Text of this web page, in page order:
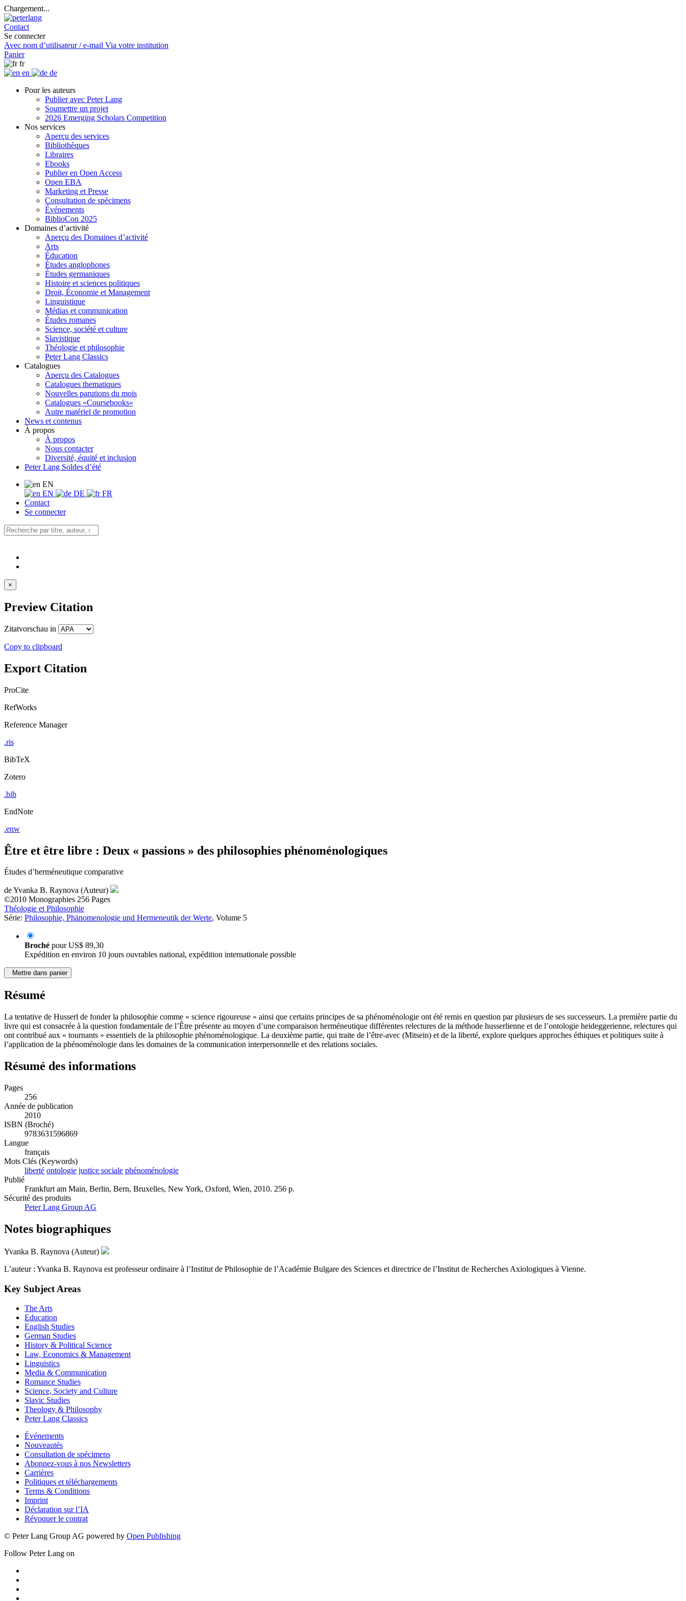
Chargement...
Contact
Se connecter
Avec nom d’utilisateur / e-mail Via votre institution
Panier
fr
en
de
Pour les auteurs
Publier avec Peter Lang
Soumettre un projet
2026 Emerging Scholars Competition
Nos services
Aperçu des services
Bibliothèques
Libraires
Ebooks
Publier en Open Access
Open EBA
Marketing et Presse
Consultation de spécimens
Événements
BiblioCon 2025
Domaines d’activité
Aperçu des Domaines d’activité
Arts
Éducation
Études anglophones
Études germaniques
Histoire et sciences politiques
Droit, Économie et Management
Linguistique
Médias et communication
Études romanes
Science, société et culture
Slavistique
Théologie et philosophie
Peter Lang Classics
Catalogues
Aperçu des Catalogues
Catalogues thematiques
Nouvelles parutions du mois
Catalogues «Coursebooks»
Autre matériel de promotion
News et contenus
À propos
À propos
Nous contacter
Diversité, équité et inclusion
Peter Lang Soldes d’été
EN
EN
DE
FR
Contact
Se connecter
×
Preview Citation
Zitatvorschau in
Copy to clipboard
Export Citation
ProCite
RefWorks
Reference Manager
.ris
BibTeX
Zotero
.bib
EndNote
.enw
Être et être libre : Deux « passions » des philosophies phénoménologiques
Études d’herméneutique comparative
deYvanka B. Raynova (Auteur)
©2010 Monographies 256 Pages
Théologie et Philosophie
Série: Philosophie, Phänomenologie und Hermeneutik der Werte, Volume 5
Broché pourUS$ 89,30
Expédition en environ 10 jours ouvrables national, expédition internationale possible
Mettre dans panier
Résumé
La tentative de Husserl de fonder la philosophie comme « science rigoureuse » ainsi que certains principes de sa phénoménologie ont été remis en question par plusieurs de ses successeurs. La première partie du
livre qui est consacrée à la question fondamentale de l’Être présente au moyen d’une comparaison herméneutique différentes relectures de la méthode husserlienne et de l’ontologie heideggerienne, relectures qui
ont contribué aux « tournants » essentiels de la philosophie phénoménologique. La deuxième partie, qui traite de l’être-avec (Mitsein) et de la liberté, explore quelques approches éthiques et politiques suite à
l’application de la phénoménologie dans les domaines de la communication interpersonnelle et des relations sociales.
Résumé des informations
Pages
256
Année de publication
2010
ISBN (Broché)
9783631596869
Langue
français
Mots Clés (Keywords)
liberté ontologie justice sociale phénoménologie
Publié
Frankfurt am Main, Berlin, Bern, Bruxelles, New York, Oxford, Wien, 2010. 256 p.
Sécurité des produits
Peter Lang Group AG
Notes biographiques
Yvanka B. Raynova (Auteur)
L’auteur : Yvanka B. Raynova est professeur ordinaire à l’Institut de Philosophie de l’Académie Bulgare des Sciences et directrice de l’Institut de Recherches Axiologiques à Vienne.
Key Subject Areas
The Arts
Education
English Studies
German Studies
History & Political Science
Law, Economics & Management
Linguistics
Media & Communication
Romance Studies
Science, Society and Culture
Slavic Studies
Theology & Philosophy
Peter Lang Classics
Événements
Nouveautés
Consultation de spécimens
Abonnez-vous à nos Newsletters
Carrières
Politiques et téléchargements
Terms & Conditions
Imprint
Déclaration sur l’IA
Révoquer le contrat
© Peter Lang Group AG powered by Open Publishing
Follow Peter Lang on